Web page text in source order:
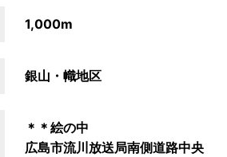
1,000m
銀山・幟地区
＊＊絵の中
広島市流川放送局南側道路中央